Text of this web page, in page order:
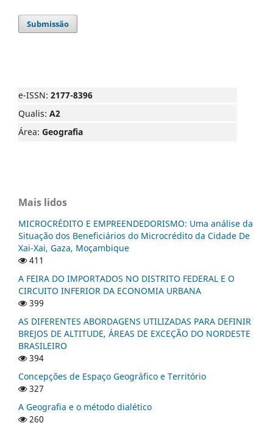
Submissão
e-ISSN: 2177-8396
Qualis: A2
Área: Geografia
Mais lidos
MICROCRÉDITO E EMPREENDEDORISMO: Uma análise da
Situação dos Beneficiários do Microcrédito da Cidade De
Xai-Xai, Gaza, Moçambique
411
A FEIRA DO IMPORTADOS NO DISTRITO FEDERAL E O
CIRCUITO INFERIOR DA ECONOMIA URBANA
399
AS DIFERENTES ABORDAGENS UTILIZADAS PARA DEFINIR
BREJOS DE ALTITUDE, ÁREAS DE EXCEÇÃO DO NORDESTE
BRASILEIRO
394
Concepções de Espaço Geográfico e Território
327
A Geografia e o método dialético
260